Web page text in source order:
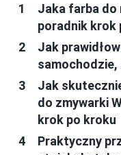
Jaka farba do
poradnik krok
Jak
samochodzie,
Jak
do zmywarki
krok po kroku
Praktyczny